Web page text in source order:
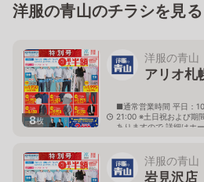
洋服の青山のチラシを見る
8枚
洋服の青山
アリオ札
■通常営業時間 平日：
21:00 ※土日祝および期
ありますので 詳細はホ
洋服の青山
岩見沢店